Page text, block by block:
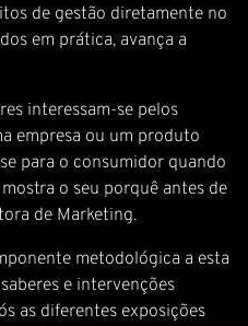
de gestão diretamente no
em prática, avança a
interessam-se pelos
empresa ou um produto
para o consumidor quando
o seu porquê antes de
de Marketing.
metodológica a esta
e intervenções
as diferentes exposições